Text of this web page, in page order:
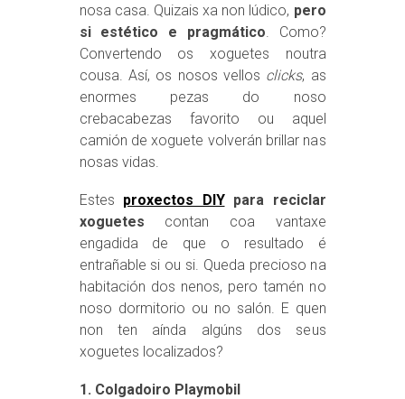
nosa casa. Quizais xa non lúdico, pero
si estético e pragmático. Como?
Convertendo os xoguetes noutra
cousa. Así, os nosos vellos clicks, as
enormes pezas do noso
crebacabezas favorito ou aquel
camión de xoguete volverán brillar nas
nosas vidas.
Estes proxectos DIYpara reciclar
xoguetes contan coa vantaxe
engadida de que o resultado é
entrañable si ou si. Queda precioso na
habitación dos nenos, pero tamén no
noso dormitorio ou no salón. E quen
non ten aínda algúns dos seus
xoguetes localizados?
1. Colgadoiro Playmobil